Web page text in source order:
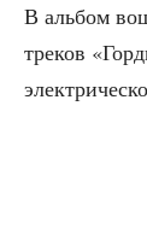
В аль­бом
тре­ков